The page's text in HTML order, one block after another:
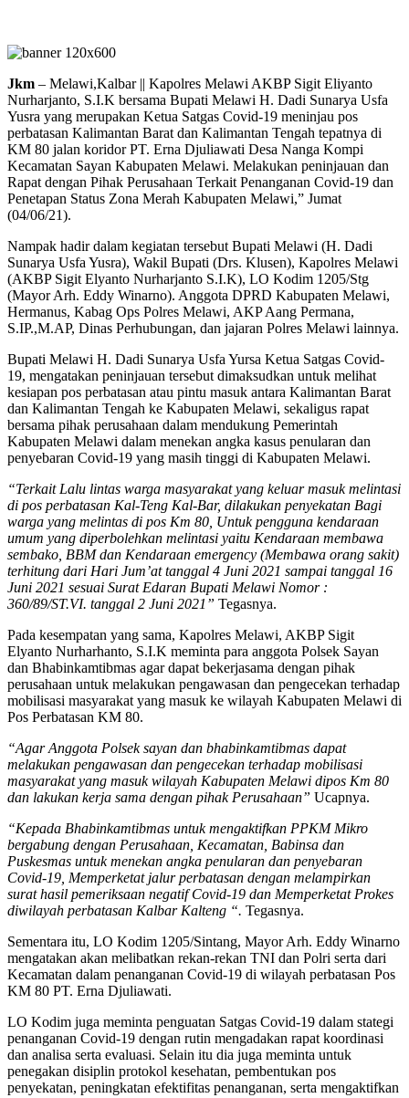
Jkm – Melawi,Kalbar || Kapolres Melawi AKBP Sigit Eliyanto
Nurharjanto, S.I.K bersama Bupati Melawi H. Dadi Sunarya Usfa
Yusra yang merupakan Ketua Satgas Covid-19 meninjau pos
perbatasan Kalimantan Barat dan Kalimantan Tengah tepatnya di
KM 80 jalan koridor PT. Erna Djuliawati Desa Nanga Kompi
Kecamatan Sayan Kabupaten Melawi. Melakukan peninjauan dan
Rapat dengan Pihak Perusahaan Terkait Penanganan Covid-19 dan
Penetapan Status Zona Merah Kabupaten Melawi,” Jumat
(04/06/21).
Nampak hadir dalam kegiatan tersebut Bupati Melawi (H. Dadi
Sunarya Usfa Yusra), Wakil Bupati (Drs. Klusen), Kapolres Melawi
(AKBP Sigit Elyanto Nurharjanto S.I.K), LO Kodim 1205/Stg
(Mayor Arh. Eddy Winarno). Anggota DPRD Kabupaten Melawi,
Hermanus, Kabag Ops Polres Melawi, AKP Aang Permana,
S.IP.,M.AP, Dinas Perhubungan, dan jajaran Polres Melawi lainnya.
Bupati Melawi H. Dadi Sunarya Usfa Yursa Ketua Satgas Covid-
19, mengatakan peninjauan tersebut dimaksudkan untuk melihat
kesiapan pos perbatasan atau pintu masuk antara Kalimantan Barat
dan Kalimantan Tengah ke Kabupaten Melawi, sekaligus rapat
bersama pihak perusahaan dalam mendukung Pemerintah
Kabupaten Melawi dalam menekan angka kasus penularan dan
penyebaran Covid-19 yang masih tinggi di Kabupaten Melawi.
“Terkait Lalu lintas warga masyarakat yang keluar masuk melintasi
di pos perbatasan Kal-Teng Kal-Bar, dilakukan penyekatan Bagi
warga yang melintas di pos Km 80, Untuk pengguna kendaraan
umum yang diperbolehkan melintasi yaitu Kendaraan membawa
sembako, BBM dan Kendaraan emergency (Membawa orang sakit)
terhitung dari Hari Jum’at tanggal 4 Juni 2021 sampai tanggal 16
Juni 2021 sesuai Surat Edaran Bupati Melawi Nomor :
360/89/ST.VI. tanggal 2 Juni 2021” Tegasnya.
Pada kesempatan yang sama, Kapolres Melawi, AKBP Sigit
Elyanto Nurharhanto, S.I.K meminta para anggota Polsek Sayan
dan Bhabinkamtibmas agar dapat bekerjasama dengan pihak
perusahaan untuk melakukan pengawasan dan pengecekan terhadap
mobilisasi masyarakat yang masuk ke wilayah Kabupaten Melawi di
Pos Perbatasan KM 80.
“Agar Anggota Polsek sayan dan bhabinkamtibmas dapat
melakukan pengawasan dan pengecekan terhadap mobilisasi
masyarakat yang masuk wilayah Kabupaten Melawi dipos Km 80
dan lakukan kerja sama dengan pihak Perusahaan” Ucapnya.
“Kepada Bhabinkamtibmas untuk mengaktifkan PPKM Mikro
bergabung dengan Perusahaan, Kecamatan, Babinsa dan
Puskesmas untuk menekan angka penularan dan penyebaran
Covid-19, Memperketat jalur perbatasan dengan melampirkan
surat hasil pemeriksaan negatif Covid-19 dan Memperketat Prokes
diwilayah perbatasan Kalbar Kalteng “. Tegasnya.
Sementara itu, LO Kodim 1205/Sintang, Mayor Arh. Eddy Winarno
mengatakan akan melibatkan rekan-rekan TNI dan Polri serta dari
Kecamatan dalam penanganan Covid-19 di wilayah perbatasan Pos
KM 80 PT. Erna Djuliawati.
LO Kodim juga meminta penguatan Satgas Covid-19 dalam stategi
penanganan Covid-19 dengan rutin mengadakan rapat koordinasi
dan analisa serta evaluasi. Selain itu dia juga meminta untuk
penegakan disiplin protokol kesehatan, pembentukan pos
penyekatan, peningkatan efektifitas penanganan, serta mengaktifkan